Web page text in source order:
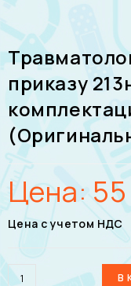
приказу
Цена:
Цена с учетом НДС
В